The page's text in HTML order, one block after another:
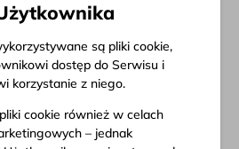
są pliki cookie,
dostęp do Serwisu i
korzystanie z niego.
cookie również w celach
– jednak